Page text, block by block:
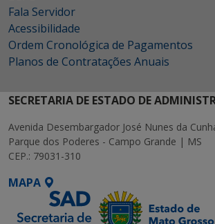
Fala Servidor
Acessibilidade
Ordem Cronológica de Pagamentos
Planos de Contratações Anuais
SECRETARIA DE ESTADO DE
Avenida Desembargador José Nunes da
Parque dos Poderes - Campo Grande | MS
CEP.: 79031-310
MAPA